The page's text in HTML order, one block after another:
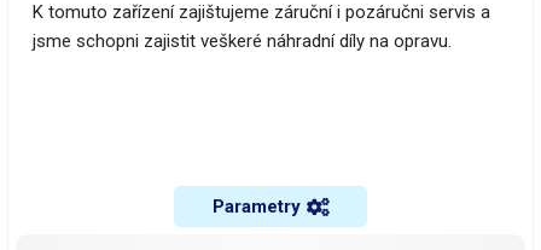
K tomuto zařízení zajištujeme záruční i pozáručni servis a
jsme schopni zajistit veškeré náhradní díly na opravu.
Parametry